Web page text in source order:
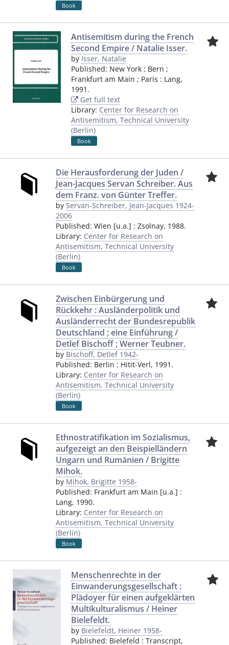
Book
Antisemitism during the French
Second Empire / Natalie Isser.
by Isser, Natalie
Published: New York ; Bern ;
Frankfurt am Main ; Paris : Lang,
1991.
Get full text
Library: Center for Research on
Antisemitism, Technical University
(Berlin)
Book
Die Herausforderung der Juden /
Jean-Jacques Servan Schreiber. Aus
dem Franz. von Günter Treffer.
by Servan-Schreiber, Jean-Jacques 1924-
2006
Published: Wien [u.a.] : Zsolnay, 1988.
Library: Center for Research on
Antisemitism, Technical University
(Berlin)
Book
Zwischen Einbürgerung und
Rückkehr : Ausländerpolitik und
Ausländerrecht der Bundesrepublik
Deutschland ; eine Einführung /
Detlef Bischoff ; Werner Teubner.
by Bischoff, Detlef 1942-
Published: Berlin : Hitit-Verl, 1991.
Library: Center for Research on
Antisemitism, Technical University
(Berlin)
Book
Ethnostratifikation im Sozialismus,
aufgezeigt an den Beispielländern
Ungarn und Rumänien / Brigitte
Mihok.
by Mihok, Brigitte 1958-
Published: Frankfurt am Main [u.a.] :
Lang, 1990.
Library: Center for Research on
Antisemitism, Technical University
(Berlin)
Book
Menschenrechte in der
Einwanderungsgesellschaft :
Plädoyer für einen aufgeklärten
Multikulturalismus / Heiner
Bielefeldt.
by Bielefeldt, Heiner 1958-
Published: Bielefeld : Transcript,